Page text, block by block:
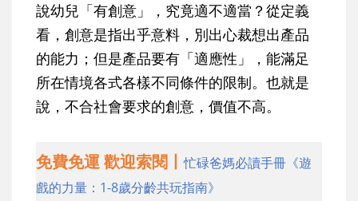
說幼兒「有創意」，究竟適不適當？從定義
看，創意是指出乎意料，別出心裁想出產品
的能力；但是產品要有「適應性」，能滿足
所在情境各式各樣不同條件的限制。也就是
說，不合社會要求的創意，價值不高。
免費免運 歡迎索閱丨忙碌爸媽必讀手冊《遊
戲的力量：1-8歲分齡共玩指南》